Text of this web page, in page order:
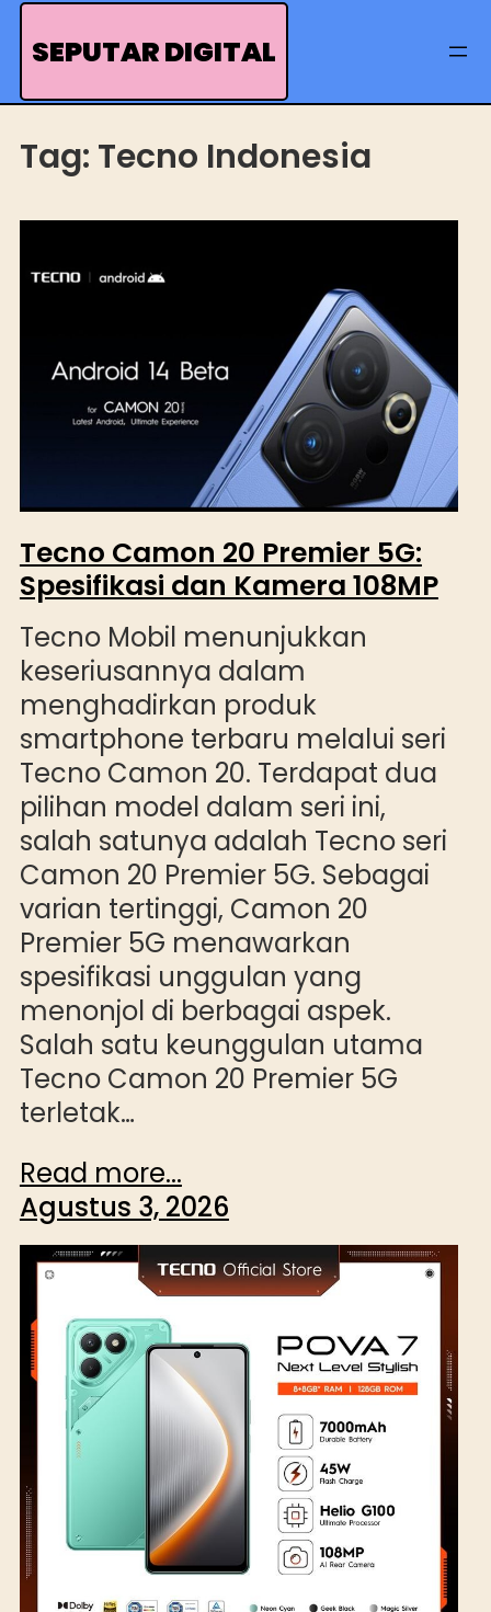
Skip
SEPUTAR DIGITAL
Tag: Tecno Indonesia
Tecno Camon 20 Premier 5G:
Spesifikasi dan Kamera 108MP
Tecno Mobil menunjukkan
keseriusannya dalam
menghadirkan produk
smartphone terbaru melalui seri
Tecno Camon 20. Terdapat dua
pilihan model dalam seri ini,
salah satunya adalah Tecno seri
Camon 20 Premier 5G. Sebagai
varian tertinggi, Camon 20
Premier 5G menawarkan
spesifikasi unggulan yang
menonjol di berbagai aspek.
Salah satu keunggulan utama
Tecno Camon 20 Premier 5G
terletak…
Read more...
Agustus 3, 2026